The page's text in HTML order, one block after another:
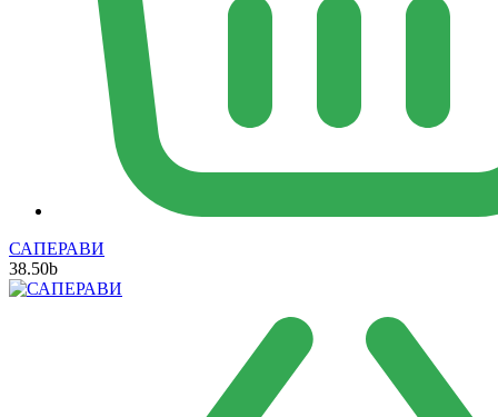
САПЕРАВИ
38.50b